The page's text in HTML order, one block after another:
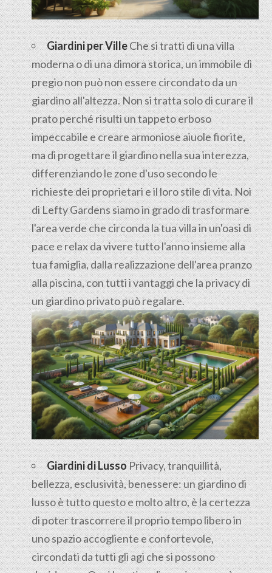
Giardini per VilleChe si tratti di una villa
moderna o di una dimora storica, un immobile di
pregio non può non essere circondato da un
giardino all'altezza. Non si tratta solo di curare il
prato perché risulti un tappeto erboso
impeccabile e creare armoniose aiuole fiorite,
ma di progettare il giardino nella sua interezza,
differenziando le zone d'uso secondo le
richieste dei proprietari e il loro stile di vita. Noi
di Lefty Gardens siamo in grado di trasformare
l'area verde che circonda la tua villa in un'oasi di
pace e relax da vivere tutto l'anno insieme alla
tua famiglia, dalla realizzazione dell'area pranzo
alla piscina, con tutti i vantaggi che la privacy di
un giardino privato può regalare.
Giardini di LussoPrivacy, tranquillità,
bellezza, esclusività, benessere: un giardino di
lusso è tutto questo e molto altro, è la certezza
di poter trascorrere il proprio tempo libero in
uno spazio accogliente e confortevole,
circondati da tutti gli agi che si possono